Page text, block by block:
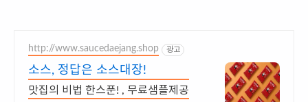
http://www.saucedaejang.shop 광고
소스, 정답은 소스대장!
맛집의 비법 한스푼! , 무료샘플제공